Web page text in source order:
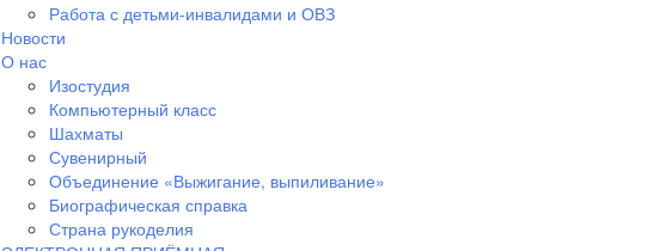
Работа с детьми-инвалидами и ОВЗ
Новости
О нас
Изостудия
Компьютерный класс
Шахматы
Сувенирный
Объединение «Выжигание, выпиливание»
Биографическая справка
Страна рукоделия